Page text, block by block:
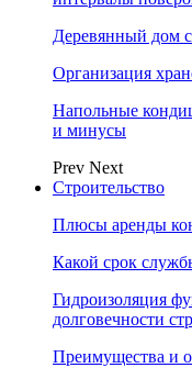
Деревянный дом
Организация
Напольные
и минусы
Prev Next
Строительство
Плюсы аренды
Какой срок
Гидроизоляция
долговечности
Преимущества и